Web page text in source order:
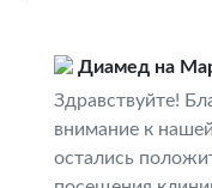
Диамед на
Здравствуйте!
внимание к
остались